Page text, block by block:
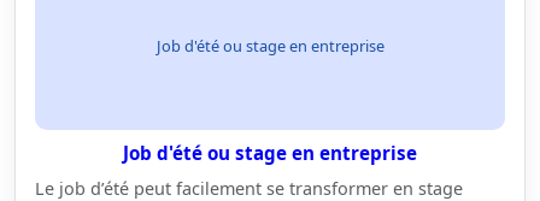
Job d'été ou stage en entreprise
Job d'été ou stage en entreprise
Le job d’été peut facilement se transformer en stage